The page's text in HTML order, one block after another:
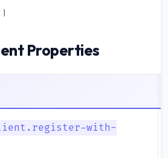
Properties
with-